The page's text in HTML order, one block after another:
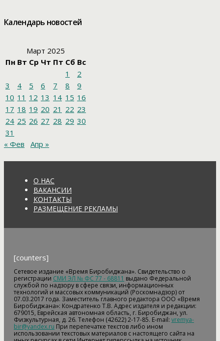
Календарь новостей
Март 2025
Пн Вт Ср Чт Пт Сб Вс
1
2
3
4 5 6 7 8
9
10 11 12 13 14 15 16
17 18 19 20 21 22 23
24 25 26 27 28 29 30
31
« Фев
Апр »
О НАС
ВАКАНСИИ
КОНТАКТЫ
РАЗМЕЩЕНИЕ РЕКЛАМЫ
[counters]
Сетевое издание «Время Биробиджана». Свидетельство о
регистрации СМИ ЭЛ № ФС 77 - 68811 выдано Федеральной
службой по надзору в сфере связи, информационных
технологий и массовых коммуникаций (Роскомнадзор) от
07.03.2017 года. Заместитель главного редактора ООО «Время
Биробиджана»: Кондратенко Т.В. Адрес издателя и редакции:
679015, Еврейская автономная область, г. Биробиджан, ул.
Физкультурная, д. 26. Телефон (42622) 2-17-85. E-mail: vremya-
bir@yandex.ru При перепечатке текстов либо ином
использовании текстовых материалов с настоящего сайта на